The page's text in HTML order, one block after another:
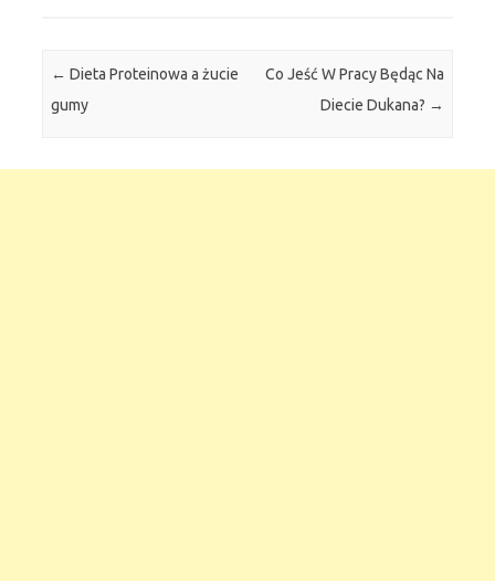
Post navigation
← Dieta Proteinowa a żucie
gumy
Co Jeść W Pracy Będąc Na
Diecie Dukana? →